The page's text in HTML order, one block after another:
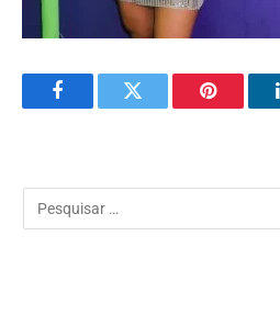
FacebookTwitter Pinterest